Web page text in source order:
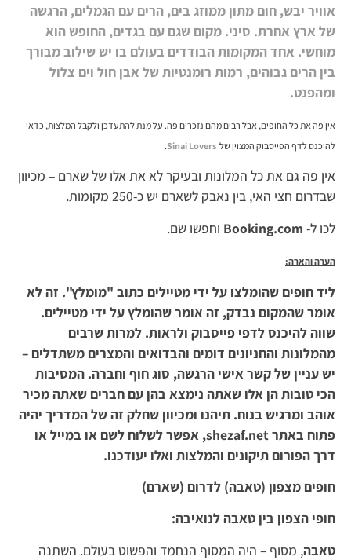
אוויר יבש, חום מתון ממוזג בים, הרים עם הגמלים, הרגשה
של ארץ אחרת. סיני. מקום שגם עם בגדים, החופש הוא
מוחשי. אחד המקומות הבודדים בעולם בו יש שילוב מבורך
בין הרים גבוהים, רמות רומנטיות של אבן חול וים צלול
ומהפנט.
אין פה את כל החופים, אבל רבים מהם נזכרים פה. על מנת להתעדכן ולקבל המלצות, כדאי
להיכנס לדף הפייסבוק המצוין של Sinai Lovers
.
אין פה גם את כל המלונות ובעיקר לא את אלו של שארם – מכיוון
שבדרום חצי האי, בין נאבק לשארם יש כ-250 מקומות.
לכו ל- Booking.com וחפשו שם.
הערה והארה:
ליד חופים שהומלצו על ידי מטיילים כתוב "מומלץ". זה לא
אומר שהמקום נבדק, זה אומר שהומלץ על ידי מטיילים.
שווה להיכנס לדפי פייסבוק ולראות. למרות שרבים
מהמלונות והחניונים דומים והבדואים והמצרים משתדלים –
יש עניין של קשר אישי הרגשה, סוג חוף וחברה. המסיבות
הכי טובות הן אלו שאתה נימצא בהן עם חברים שאתה מכיר
אוהב ומרגיש בנוח. תיהנו ומכיוון שחלק זה של המדריך יהיה
פתוח באתרshezaf.net, אפשר לשלוח לשם או במייל או
דרך הפורום תיקונים והמלצות ואלו יעודכנו.
חופים מצפון (טאבה) לדרום (שארם)
חופי הצפון בין טאבה לנואיבה:
טאבה, מסוף – היה המסוף הנחמד והפשוט בעולם. השתנה